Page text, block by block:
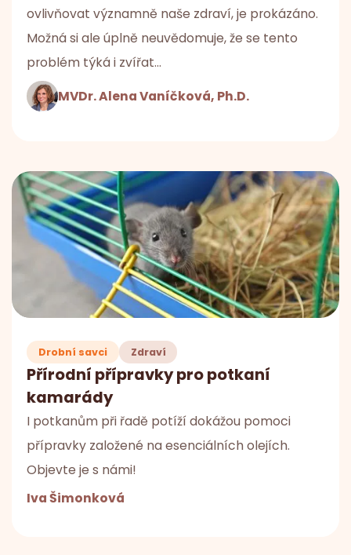
ovlivňovat významně naše zdraví, je prokázáno.
Možná si ale úplně neuvědomuje, že se tento
problém týká i zvířat…
MVDr. Alena Vaníčková, Ph.D.
Drobní savci Zdraví
Přírodní přípravky pro potkaní
kamarády
I potkanům při řadě potíží dokážou pomoci
přípravky založené na esenciálních olejích.
Objevte je s námi!
Iva Šimonková